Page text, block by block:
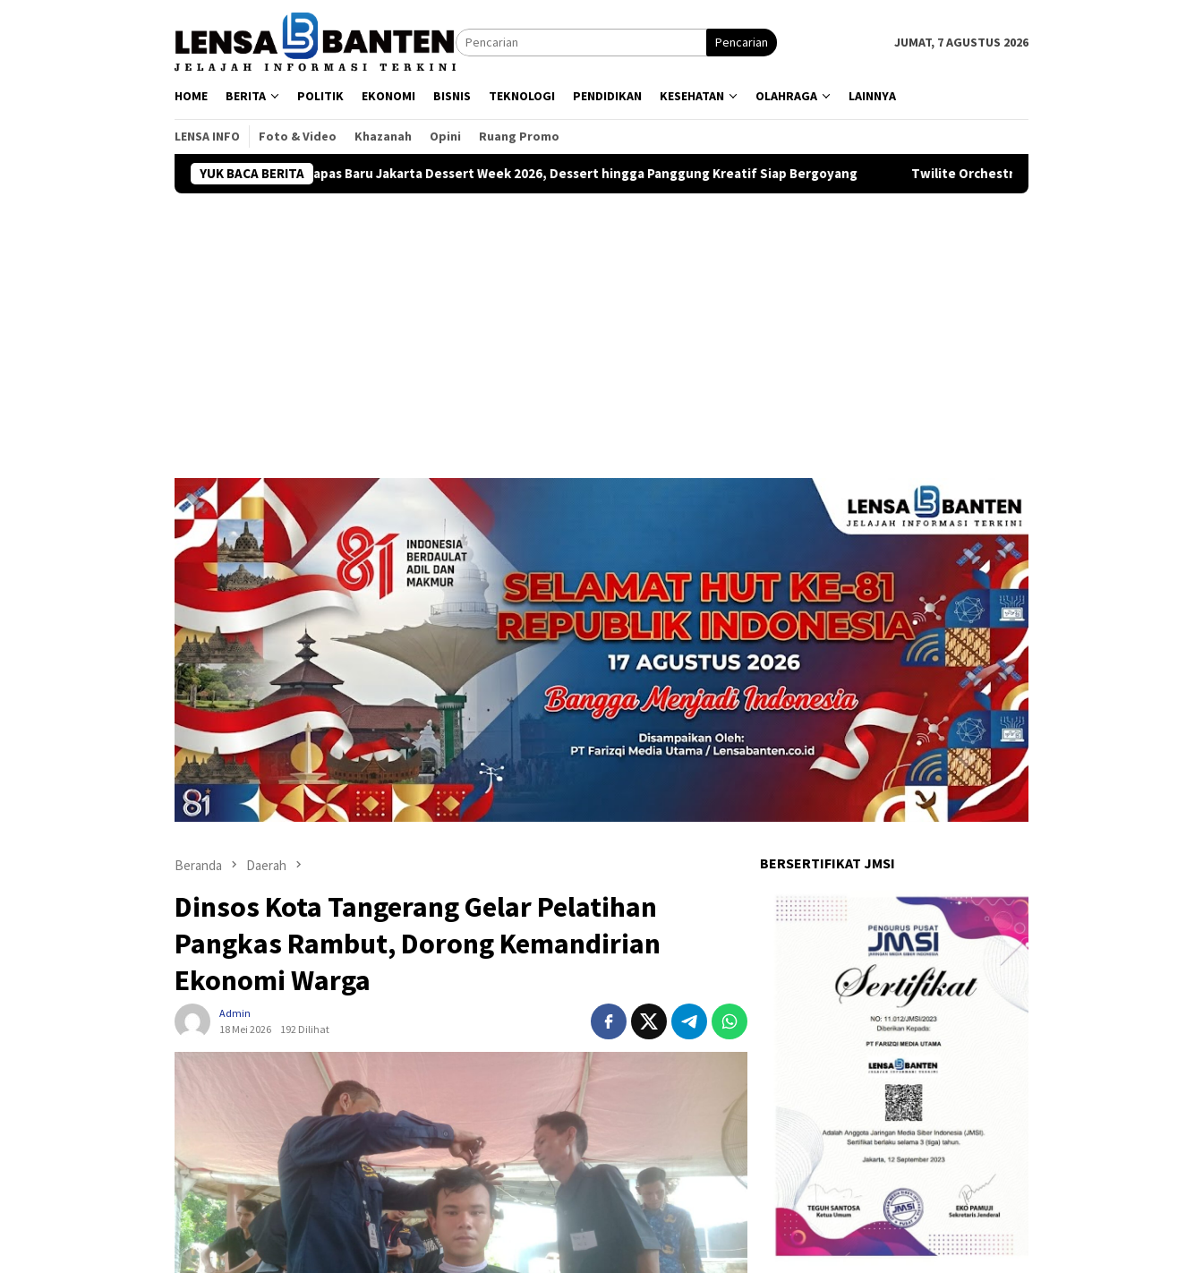
Pencarian JUMAT, 7 AGUSTUS 2026
HOME BERITA POLITIK EKONOMI BISNIS TEKNOLOGI PENDIDIKAN KESEHATAN OLAHRAGA LAINNYA
LENSA INFO Foto & Video Khazanah Opini Ruang Promo
YUK BACA BERITA
Dangdut Jadi Napas Baru Jakarta Dessert Week 2026, Dessert hingga Panggung Kreatif Siap Bergoyang Twilite Orchestra Hadirkan Konser Tribute The Beatles dan Queen
Beranda Daerah
Dinsos Kota Tangerang Gelar Pelatihan
Pangkas Rambut, Dorong Kemandirian
Ekonomi Warga
Admin
18 Mei 2026
192 Dilihat
BERSERTIFIKAT JMSI